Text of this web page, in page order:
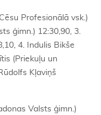
Profesionālā vsk.)
ģimn.) 12:30,90, 3.
4. Indulis Bikše
(Priekuļu un
Kļaviņš
Valsts ģimn.)